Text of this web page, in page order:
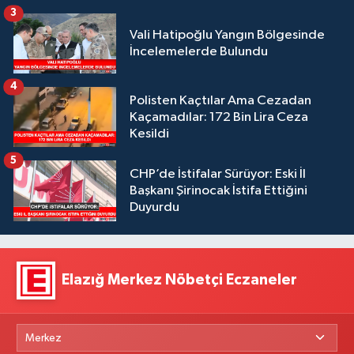
Vali Hatipoğlu Yangın Bölgesinde
İncelemelerde Bulundu
3
Polisten Kaçtılar Ama Cezadan
Kaçamadılar: 172 Bin Lira Ceza
Kesildi
4
CHP’de İstifalar Sürüyor: Eski İl
Başkanı Şirinocak İstifa Ettiğini
Duyurdu
5
Elazığ Merkez Nöbetçi Eczaneler